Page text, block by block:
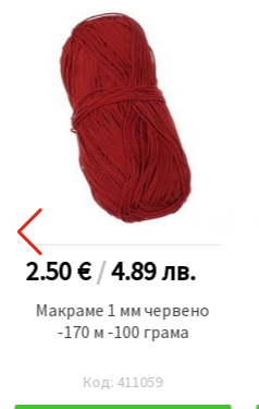
2.50 €/4.89лв.
Макраме 1 мм червено
-170 м -100 грама
Код: 411059